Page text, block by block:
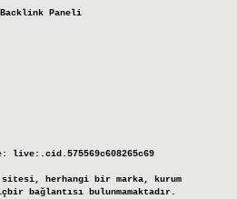
live:.cid.575569c608265c69
herhangi bir marka, kurum
bağlantısı bulunmamaktadır.